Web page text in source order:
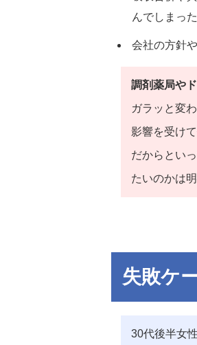
んでしまった
会社の方針
調剤薬局や
ガラッと変
影響を受け
だからとい
たいのかは
失敗ケ
30代後半女